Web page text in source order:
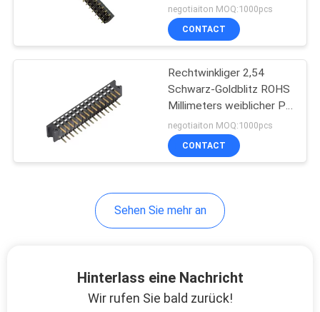
LÄRM 41612
Verbindungsstück
Draht zum
Verbinder
Neigungs-doppelter
Reihen-H=7.1
negotiaiton MOQ:1000pcs
CONTACT
Rechtwinkliger 2,54
Schwarz-Goldblitz ROHS
Millimeters weiblicher Pin
Header Connector PA9T
negotiaiton MOQ:1000pcs
CONTACT
Sehen Sie mehr an
Hinterlass eine Nachricht
Wir rufen Sie bald zurück!